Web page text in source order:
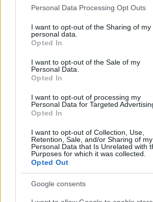
Please note that this website/app uses
not limited to your visit or usage
grant or deny consent to Google and its
use your data for below specified
consent section.
Personal Data Processing Opt Outs
I want to opt-out of the Sharing of my
personal data.
Opted In
I want to opt-out of the Sale of my
Personal Data.
Opted In
I want to opt-out of processing my
Personal Data for Targeted
Opted In
I want to opt-out of Collection, Use,
Retention, Sale, and/or Sharing of my
Personal Data that Is Unrelated with
Purposes for which it was collected.
Opted Out
Google consents
Descubre los consejos de los chefs
cocina a la parrilla
María Vázquez · 3 Ago 2026
CHEFS